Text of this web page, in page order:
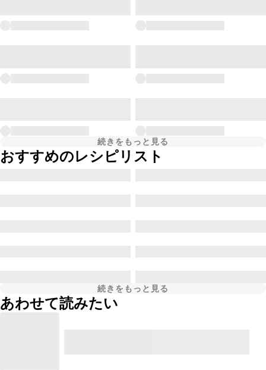
続きをもっと見る
おすすめのレシピリスト
続きをもっと見る
あわせて読みたい